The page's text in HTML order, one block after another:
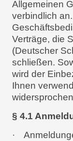
Allgemeinen
verbindlich
Verträge, die
(Deutscher
schließen.
wird der
Ihnen
§ 4.1
·